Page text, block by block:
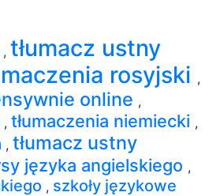
, tłumacz ustny
rosyjski ,
online ,
, tłumaczenia niemiecki ,
, tłumacz ustny
języka angielskiego ,
, szkoły językowe